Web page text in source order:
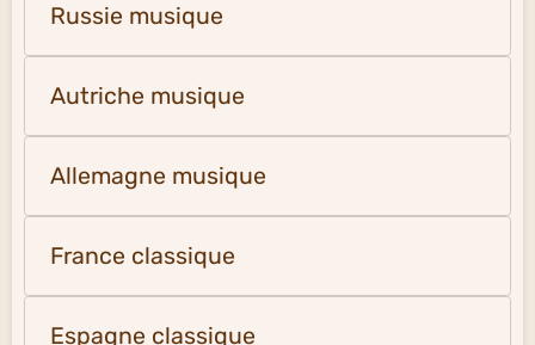
Russie musique
Autriche musique
Allemagne musique
France classique
Espagne classique